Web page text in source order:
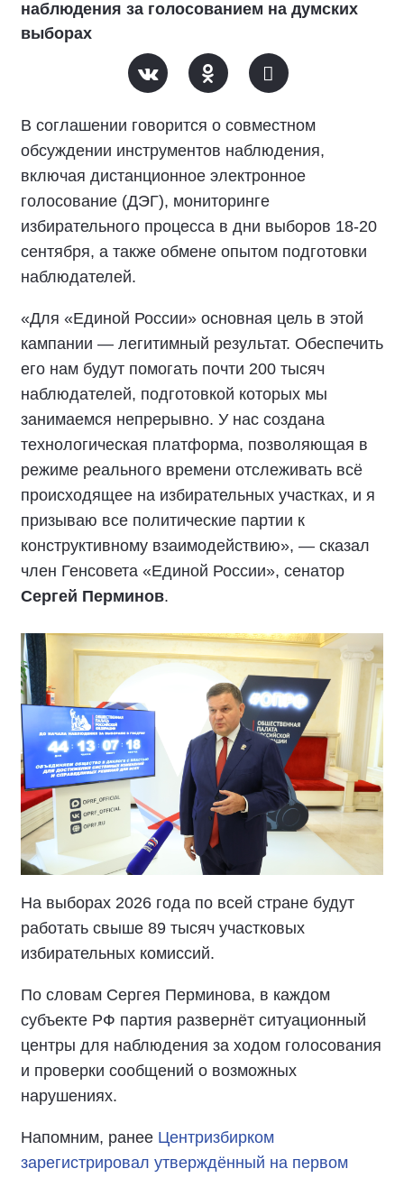
наблюдения за голосованием на думских
выборах
В соглашении говорится о совместном
обсуждении инструментов наблюдения,
включая дистанционное электронное
голосование (ДЭГ), мониторинге
избирательного процесса в дни выборов 18-20
сентября, а также обмене опытом подготовки
наблюдателей.
«Для «Единой России» основная цель в этой
кампании — легитимный результат. Обеспечить
его нам будут помогать почти 200 тысяч
наблюдателей, подготовкой которых мы
занимаемся непрерывно. У нас создана
технологическая платформа, позволяющая в
режиме реального времени отслеживать всё
происходящее на избирательных участках, и я
призываю все политические партии к
конструктивному взаимодействию», — сказал
член Генсовета «Единой России», сенатор
Сергей Перминов.
На выборах 2026 года по всей стране будут
работать свыше 89 тысяч участковых
избирательных комиссий.
По словам Сергея Перминова, в каждом
субъекте РФ партия развернёт ситуационный
центры для наблюдения за ходом голосования
и проверки сообщений о возможных
нарушениях.
Напомним, ранее Центризбирком
зарегистрировал утверждённый на первом